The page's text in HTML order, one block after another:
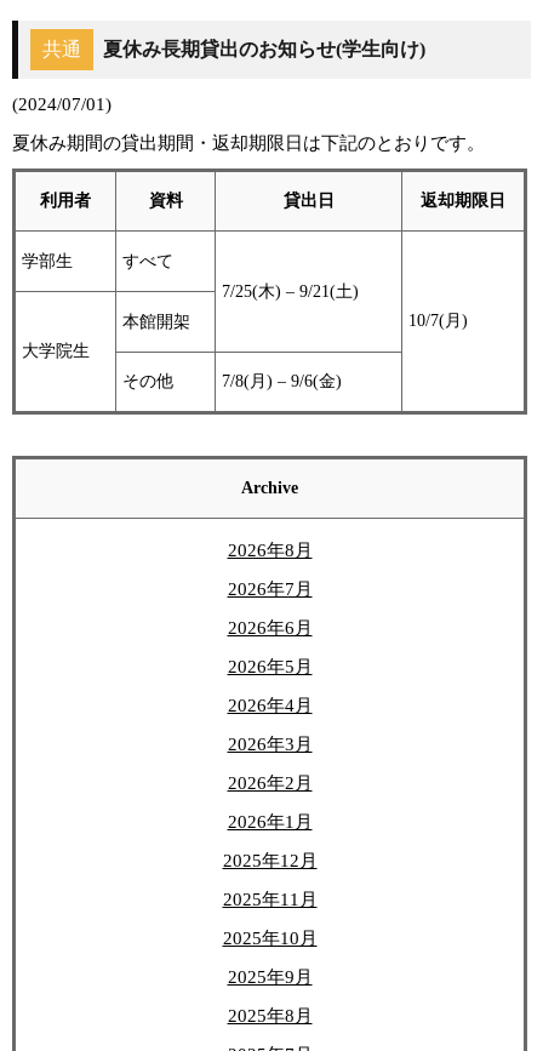
共通 夏休み長期貸出のお知らせ(学生向け)
(2024/07/01)
夏休み期間の貸出期間・返却期限日は下記のとおりです。
利用者 資料 貸出日 返却期限日
学部生
すべて
7/25(木) – 9/21(土)
10/7(月)
大学院生
本館開架
その他 7/8(月) – 9/6(金)
Archive
2026年8月
2026年7月
2026年6月
2026年5月
2026年4月
2026年3月
2026年2月
2026年1月
2025年12月
2025年11月
2025年10月
2025年9月
2025年8月